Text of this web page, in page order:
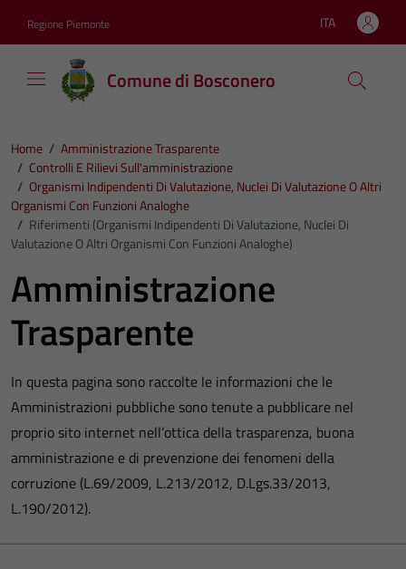
Regione Piemonte Lingua attiva:
ITA
Comune di Bosconero
Home / Amministrazione Trasparente
/ Controlli E Rilievi Sull'amministrazione
/ Organismi Indipendenti Di Valutazione, Nuclei Di Valutazione O Altri
Organismi Con Funzioni Analoghe
/ Riferimenti (Organismi Indipendenti Di Valutazione, Nuclei Di
Valutazione O Altri Organismi Con Funzioni Analoghe)
Amministrazione
Trasparente
In questa pagina sono raccolte le informazioni che le
Amministrazioni pubbliche sono tenute a pubblicare nel
proprio sito internet nell’ottica della trasparenza, buona
amministrazione e di prevenzione dei fenomeni della
corruzione (L.69/2009, L.213/2012, D.Lgs.33/2013,
L.190/2012).